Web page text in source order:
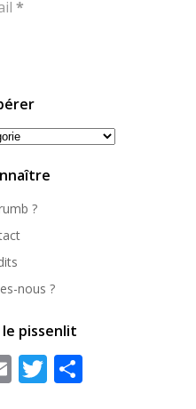
*
?
nous ?
pissenlit
EmailTwitter